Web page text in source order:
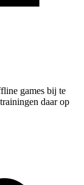
games bij te
daar op